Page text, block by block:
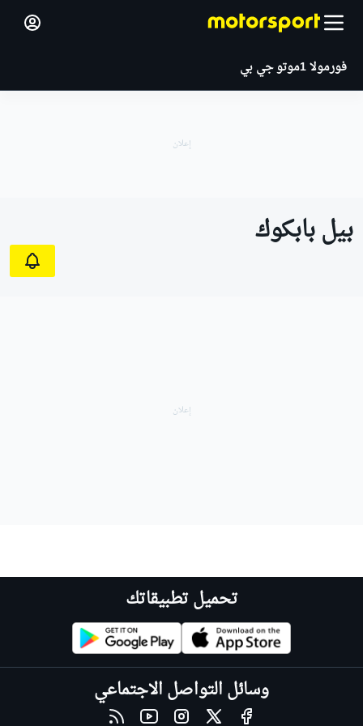
فورمولا 1 موتو جي بي
بيل بابكوك
تحميل تطبيقاتك
وسائل التواصل الاجتماعي